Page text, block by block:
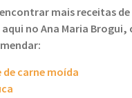
mais receitas de
aqui no Ana Maria
carne moída